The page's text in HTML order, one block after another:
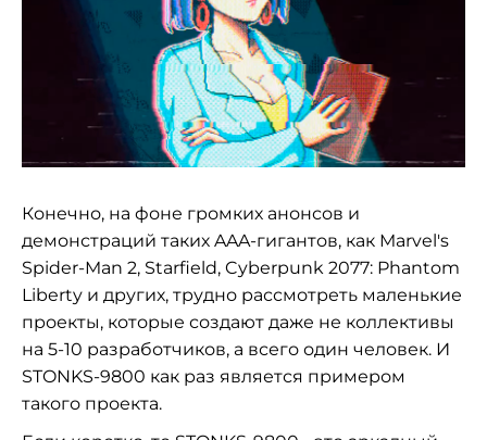
Конечно, на фоне громких анонсов и
демонстраций таких AAA-гигантов, как Marvel's
Spider-Man 2, Starfield, Cyberpunk 2077: Phantom
Liberty и других, трудно рассмотреть маленькие
проекты, которые создают даже не коллективы
на 5-10 разработчиков, а всего один человек. И
STONKS-9800 как раз является примером
такого проекта.